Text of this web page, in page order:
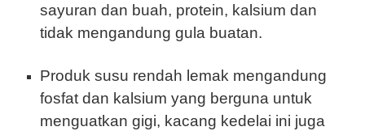
sayuran dan buah, protein, kalsium dan
tidak mengandung gula buatan.
Produk susu rendah lemak mengandung
fosfat dan kalsium yang berguna untuk
menguatkan gigi, kacang kedelai ini juga